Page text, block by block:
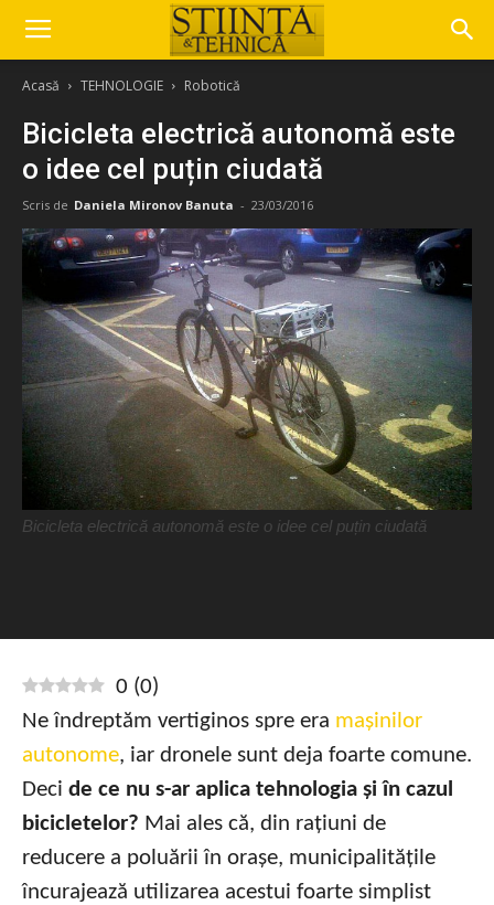
Acasă TEHNOLOGIE Robotică
Bicicleta electrică autonomă este
o idee cel puțin ciudată
Scris de Daniela Mironov Banuta - 23/03/2016
Bicicleta electrică autonomă este o idee cel puțin ciudată
0 (0)
Ne îndreptăm vertiginos spre era mașinilor
autonome, iar dronele sunt deja foarte comune.
Deci de ce nu s-ar aplica tehnologia și în cazul
bicicletelor? Mai ales că, din rațiuni de
reducere a poluării în orașe, municipalitățile
încurajează utilizarea acestui foarte simplist